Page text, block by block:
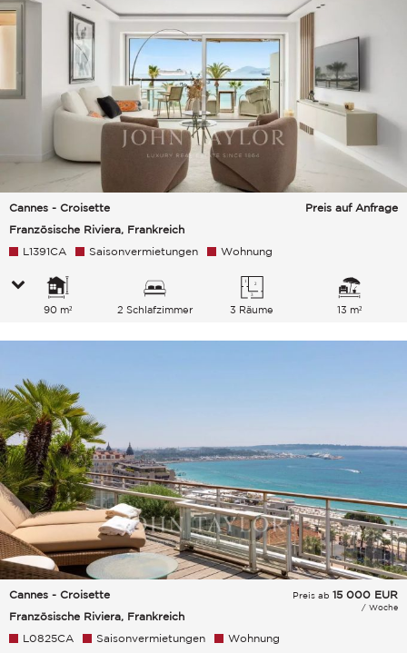
Cannes - Croisette
Französische Riviera, Frankreich
Preis auf Anfrage
L1391CA Saisonvermietungen Wohnung
90 m² 2 Schlafzimmer 3 Räume 13 m²
Cannes - Croisette
Französische Riviera, Frankreich
Preis ab 15 000 EUR
/ Woche
L0825CA Saisonvermietungen Wohnung